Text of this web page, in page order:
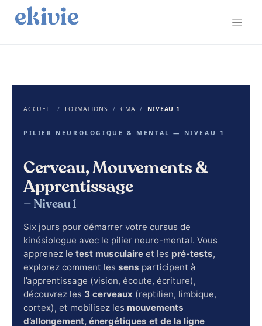
contact@ekivie.com
ACCUEIL / FORMATIONS / CMA / NIVEAU 1
PILIER NEUROLOGIQUE & MENTAL — NIVEAU 1
Cerveau, Mouvements &
Apprentissage
— Niveau 1
Six jours pour démarrer votre cursus de
kinésiologue avec le pilier neuro-mental. Vous
apprenez le test musculaire et les pré-tests,
explorez comment les sens participent à
l’apprentissage (vision, écoute, écriture),
découvrez les 3 cerveaux (reptilien, limbique,
cortex), et mobilisez les mouvements
d’allongement, énergétiques et de la ligne